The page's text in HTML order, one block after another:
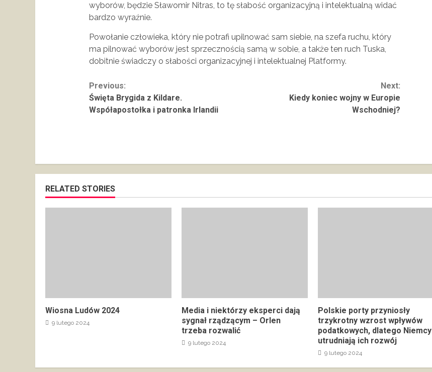
wyborów, będzie Sławomir Nitras, to tę słabość organizacyjną i intelektualną widać
bardzo wyraźnie.
Powołanie człowieka, który nie potrafi upilnować sam siebie, na szefa ruchu, który
ma pilnować wyborów jest sprzecznością samą w sobie, a także ten ruch Tuska,
dobitnie świadczy o słabości organizacyjnej i intelektualnej Platformy.
Continue
Reading
Previous:
Święta Brygida z Kildare.
Współapostołka i patronka Irlandii
Next:
Kiedy koniec wojny w Europie
Wschodniej?
RELATED STORIES
Wiosna Ludów 2024
9 lutego 2024
Media i niektórzy eksperci dają
sygnał rządzącym – Orlen
trzeba rozwalić
9 lutego 2024
Polskie porty przyniosły
trzykrotny wzrost wpływów
podatkowych, dlatego Niemcy
utrudniają ich rozwój
9 lutego 2024